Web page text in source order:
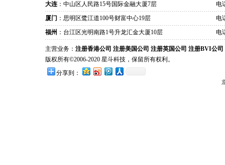
大连 ：中山区人民路15号国际金融大厦7层
电
厦门 ：思明区鹭江道100号财富中心19层
电
福州 ：台江区光明南路1号升龙汇金大厦10层 电
主营业务： 注册香港公司 注册美国公司 注册英国公司 注册BVI公司
版权所有©2006-2020 星斗科技，保留所有权利。
分享到：